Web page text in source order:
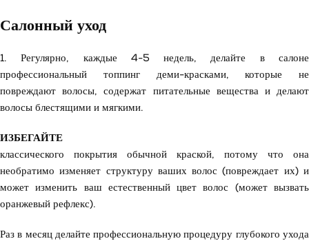
Салонный уход
1. Регулярно, каждые 4-5 недель, делайте в салоне
профессиональный топпинг деми-красками, которые не
повреждают волосы, содержат питательные вещества и делают
волосы блестящими и мягкими.
ИЗБЕГАЙТЕ
классического покрытия обычной краской, потому что она
необратимо изменяет структуру ваших волос (повреждает их) и
может изменить ваш естественный цвет волос (может вызвать
оранжевый рефлекс).
Раз в месяц делайте профессиональную процедуру глубокого ухода